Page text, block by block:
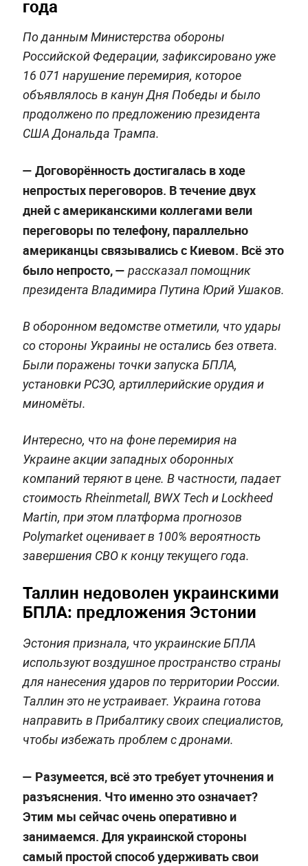
года
По данным Министерства обороны
Российской Федерации, зафиксировано уже
16 071 нарушение перемирия, которое
объявлялось в канун Дня Победы и было
продолжено по предложению президента
США Дональда Трампа.
— Договорённость достигалась в ходе
непростых переговоров. В течение двух
дней с американскими коллегами вели
переговоры по телефону, параллельно
американцы связывались с Киевом. Всё это
было непросто, — рассказал помощник
президента Владимира Путина Юрий Ушаков.
В оборонном ведомстве отметили, что удары
со стороны Украины не остались без ответа.
Были поражены точки запуска БПЛА,
установки РСЗО, артиллерийские орудия и
миномёты.
Интересно, что на фоне перемирия на
Украине акции западных оборонных
компаний теряют в цене. В частности, падает
стоимость Rheinmetall, BWX Tech и Lockheed
Martin, при этом платформа прогнозов
Polymarket оценивает в 100% вероятность
завершения СВО к концу текущего года.
Таллин недоволен украинскими
БПЛА: предложения Эстонии
Эстония признала, что украинские БПЛА
используют воздушное пространство страны
для нанесения ударов по территории России.
Таллин это не устраивает. Украина готова
направить в Прибалтику своих специалистов,
чтобы избежать проблем с дронами.
— Разумеется, всё это требует уточнения и
разъяснения. Что именно это означает?
Этим мы сейчас очень оперативно и
занимаемся. Для украинской стороны
самый простой способ удерживать свои